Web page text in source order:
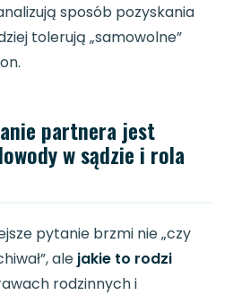
sposób pozyskania
tolerują „samowolne”
partnera jest
w sądzie i rola
pytanie brzmi nie „czy
ale jakie to rodzi
rodzinnych i